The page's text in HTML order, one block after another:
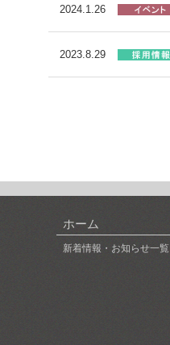
2024.1.26
2023.8.29
ホーム
新着情報・お知らせ一覧